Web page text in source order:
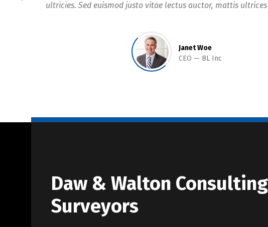
ultricies. Sed euismod justo vitae lectus auctor, mattis
Janet Woe
CEO
BL Inc
Daw & Walton Consulting
Surveyors